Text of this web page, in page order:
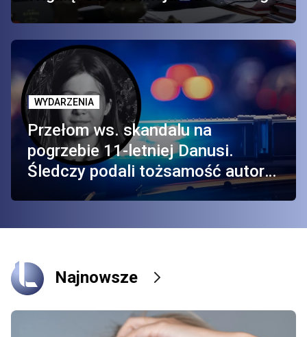
WYDARZENIA
Przełom ws. skandalu na
pogrzebie 11-letniej Danusi.
Śledczy podali tożsamość autora
dezinformacji
Najnowsze